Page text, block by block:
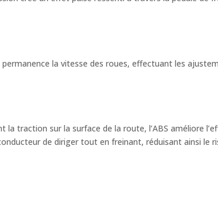
permanence la vitesse des roues, effectuant les
traction sur la surface de la route, l’ABS améliore
de diriger tout en freinant, réduisant ainsi le